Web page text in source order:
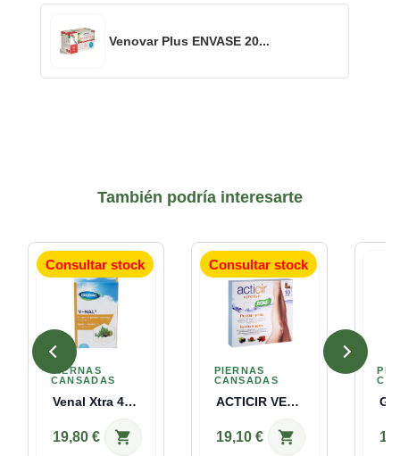
Venovar Plus ENVASE 20...
También podría interesarte
PIERNAS
CANSADAS
Venal Xtra 40 Caps BIONAL
19,80 € shopping_cart
Consultar stock
PIERNAS
CANSADAS
ACTICIR VENOSAN VIALES Santiveri 100 C
19,10 € shopping_cart
Consultar stock